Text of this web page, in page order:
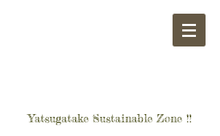
Yatsugatake Sustainable Zone !!